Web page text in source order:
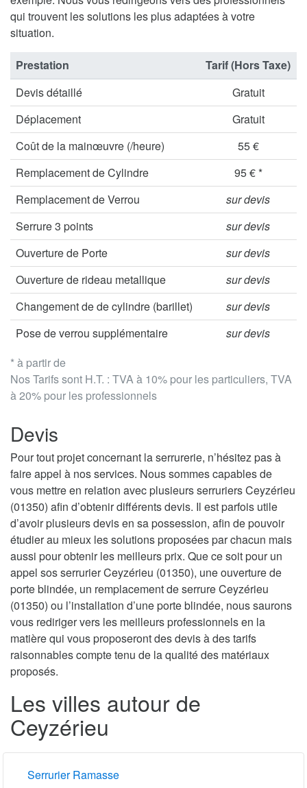
qui trouvent les solutions les plus adaptées à votre
situation.
* à partir de
Nos Tarifs sont H.T. : TVA à 10% pour les particuliers, TVA
à 20% pour les professionnels
Prestation
Tarif (Hors Taxe)
Devis détaillé
Gratuit
Déplacement
Gratuit
Coût de la mainœuvre (/heure)
55 €
Remplacement de Cylindre
95 € *
Remplacement de Verrou
sur devis
Serrure 3 points
sur devis
Ouverture de Porte
sur devis
Ouverture de rideau metallique
sur devis
Changement de de cylindre (barillet)
sur devis
Pose de verrou supplémentaire
sur devis
Devis
Pour tout projet concernant la serrurerie, n’hésitez pas à
faire appel à nos services. Nous sommes capables de
vous mettre en relation avec plusieurs serruriers Ceyzérieu
(01350) afin d’obtenir différents devis. Il est parfois utile
d’avoir plusieurs devis en sa possession, afin de pouvoir
étudier au mieux les solutions proposées par chacun mais
aussi pour obtenir les meilleurs prix. Que ce soit pour un
appel sos serrurier Ceyzérieu (01350), une ouverture de
porte blindée, un remplacement de serrure Ceyzérieu
(01350) ou l’installation d’une porte blindée, nous saurons
vous rediriger vers les meilleurs professionnels en la
matière qui vous proposeront des devis à des tarifs
raisonnables compte tenu de la qualité des matériaux
proposés.
Les villes autour de
Ceyzérieu
Serrurier Ramasse